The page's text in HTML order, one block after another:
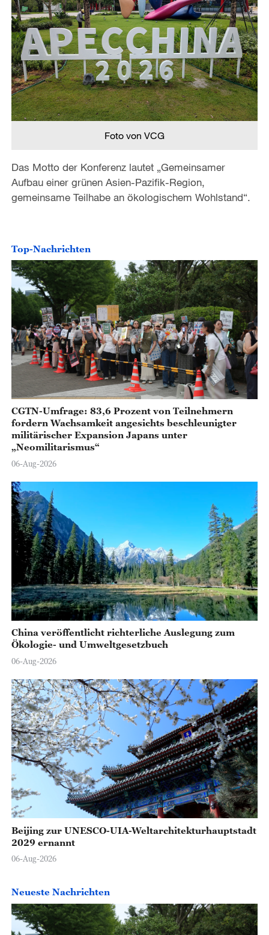
Foto von VCG
Das Motto der Konferenz lautet „Gemeinsamer
Aufbau einer grünen Asien-Pazifik-Region,
gemeinsame Teilhabe an ökologischem Wohlstand“.
Top-Nachrichten
CGTN-Umfrage: 83,6 Prozent von Teilnehmern
fordern Wachsamkeit angesichts beschleunigter
militärischer Expansion Japans unter
„Neomilitarismus“
06-Aug-2026
China veröffentlicht richterliche Auslegung zum
Ökologie- und Umweltgesetzbuch
06-Aug-2026
Beijing zur UNESCO-UIA-Weltarchitekturhauptstadt
2029 ernannt
06-Aug-2026
Neueste Nachrichten